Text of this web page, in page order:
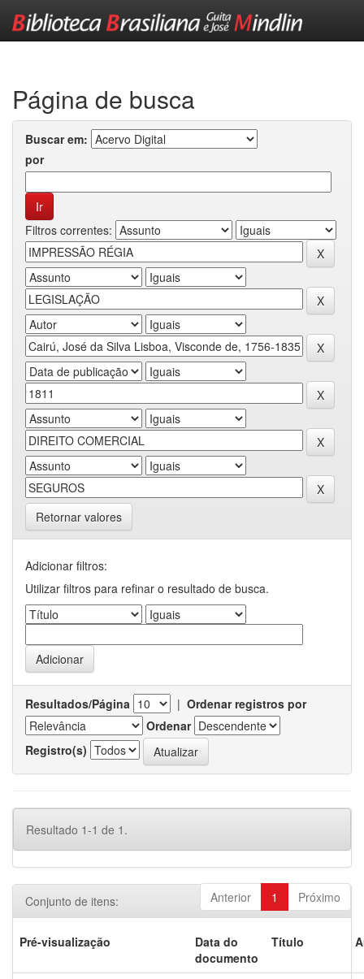
Página de busca
Buscar em:
por
Filtros correntes:
Retornar valores
Adicionar filtros:
Utilizar filtros para refinar o resultado de busca.
Resultados/Página | Ordenar registros por
Ordenar
Registro(s)
Resultado 1-1 de 1.
Anterior 1 Próximo
Conjunto de itens:
Pré-visualização
Data do
documento
Título